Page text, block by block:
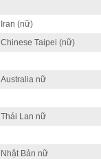
Iran (nữ)
Chinese Taipei (nữ)
Australia nữ
Thái Lan nữ
Nhật Bản nữ